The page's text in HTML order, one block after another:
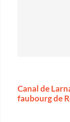
Canal de
faubourg de